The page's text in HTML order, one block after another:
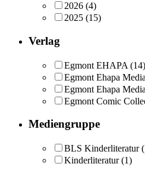
2026 (4)
2025 (15)
Verlag
Egmont EHAPA (14)
Egmont Ehapa Media
Egmont Ehapa
Egmont Comic
Mediengruppe
BLS Kinderliteratur
Kinderliteratur (1)